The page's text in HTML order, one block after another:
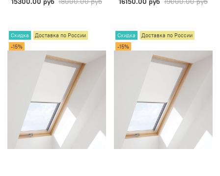
Скидка
Доставка по России
-15%
Скидка
Доставка по России
-15%